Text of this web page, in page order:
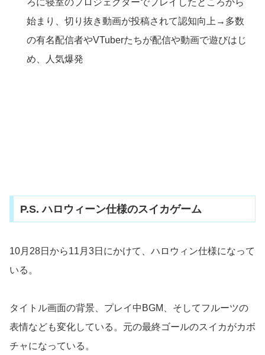
始まり、切り抜き動画が投稿されて認知向上→多数
の有名配信者やVTuberたちが配信や動画で遊びはじ
め、人気爆発
P.S. ハロウィーン仕様のスイカゲーム
10月28日から11月3日にかけて、ハロウィン仕様になって
いる。
タイトル画面の背景、プレイ中BGM、そしてフルーツの
表情なども変化している。元の最終ゴールのスイカがカボ
チャになっている。